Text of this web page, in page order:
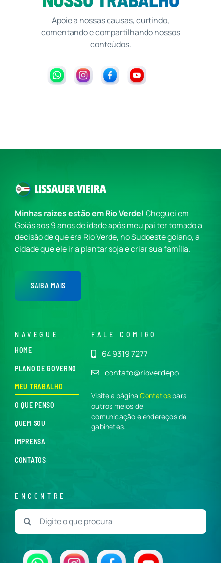
Apoie a nossas causas, curtindo,
comentando e compartilhando nossos
conteúdos.
Minhas raízes estão em Rio Verde! Cheguei em
Goiás aos 9 anos de idade após meu pai ter tomado a
decisão de que era Rio Verde, no Sudoeste goiano, a
cidade que ele iria plantar soja e criar sua família.
SAIBA MAIS
NAVEGUE
HOME
PLANO DE GOVERNO
MEU TRABALHO
O QUE PENSO
QUEM SOU
IMPRENSA
CONTATOS
FALE COMIGO
64 9319 7277
contato@rioverdepo…
Visite a páginaContatos para
outros meios de
comunicação e endereços de
gabinetes.
ENCONTRE
Buscar
resultados